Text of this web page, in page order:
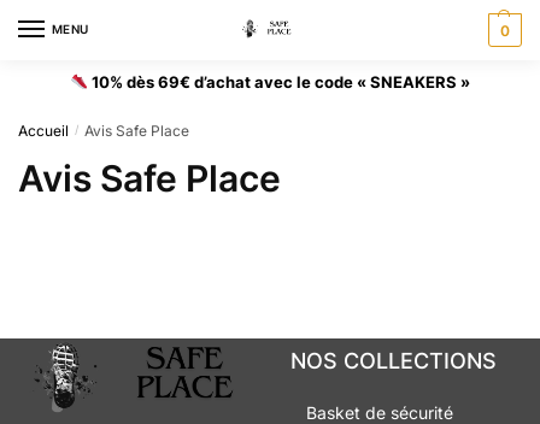
MENU 0
10% dès 69€ d’achat avec le code « SNEAKERS »
Accueil / Avis Safe Place
Avis Safe Place
NOS COLLECTIONS
Basket de sécurité